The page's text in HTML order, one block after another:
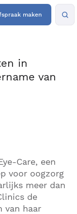
maken
in
van
Care, een
voor oogzorg
meer dan
de
van haar